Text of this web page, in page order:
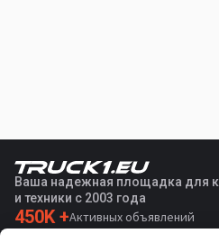
Ваша надежная площадка для
и техники с 2003 года
450K +Активных объявлений